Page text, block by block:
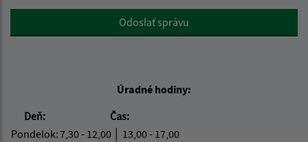
Google reCaptcha ResponseOdoslať správu
Úradné hodiny:
Deň:
Čas:
Pondelok:7,30 - 12,00 │ 13,00 - 17,00